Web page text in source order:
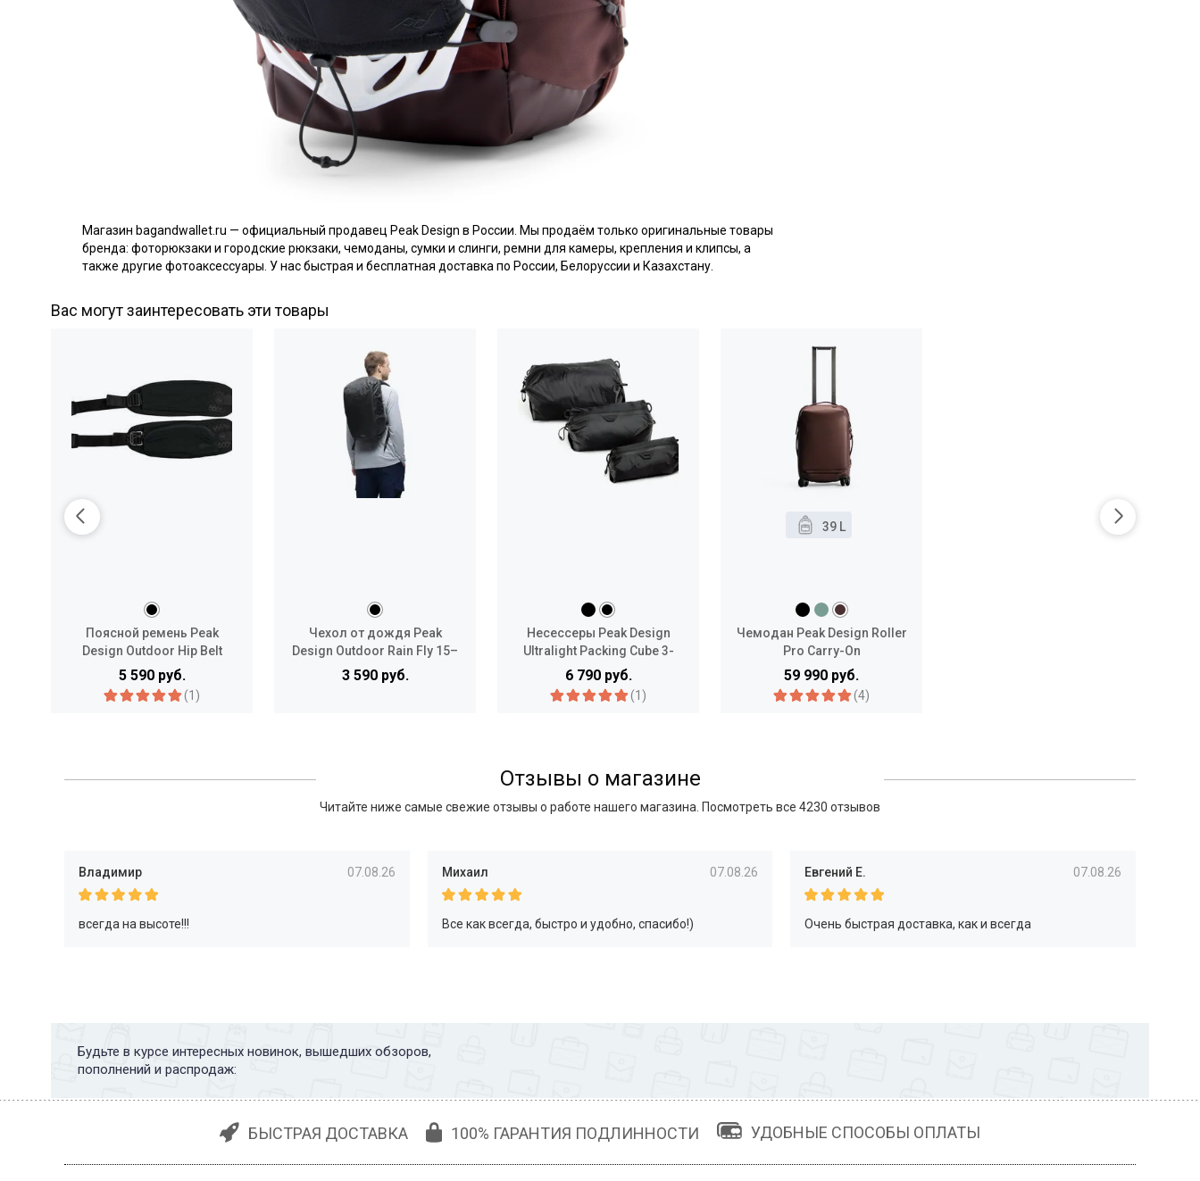
Магазин bagandwallet.ru — официальный продавец Peak Design в России. Мы продаём только оригинальные товары
бренда: фоторюкзаки и городские рюкзаки, чемоданы, сумки и слинги, ремни для камеры, крепления и клипсы, а
также другие фотоаксессуары. У нас быстрая и бесплатная доставка по России, Белоруссии и Казахстану.
Вас могут заинтересовать эти товары
Поясной ремень Peak
Design Outdoor Hip Belt
5 590 руб.
(1)
Чехол от дождя Peak
Design Outdoor Rain Fly 15–
20L
3 590 руб.
Несессеры Peak Design
Ultralight Packing Cube 3-
Pack Bundle
6 790 руб.
(1)
39 L
Чемодан Peak Design Roller
Pro Carry-On
59 990 руб.
(4)
Отзывы о магазине
Читайте ниже самые свежие отзывы о работе нашего магазина. Посмотреть все 4230 отзывов
Владимир 07.08.26
всегда на высоте!!!
Михаил 07.08.26
Все как всегда, быстро и удобно, спасибо!)
Евгений Е. 07.08.26
Очень быстрая доставка, как и всегда
Будьте в курсе интересных новинок, вышедших обзоров,
пополнений и распродаж:
БЫСТРАЯ ДОСТАВКА 100% ГАРАНТИЯ ПОДЛИННОСТИ УДОБНЫЕ СПОСОБЫ ОПЛАТЫ